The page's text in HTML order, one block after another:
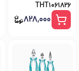
THT1061826
۸۲۸٬۰۰۰